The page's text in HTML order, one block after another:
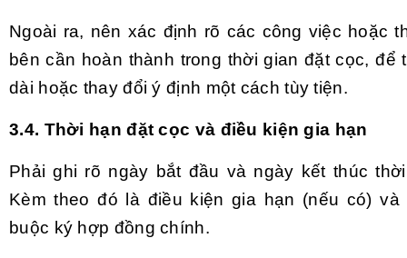
Ngoài ra, nên xác định rõ các công việc hoặc
bên cần hoàn thành trong thời gian đặt cọc, để
dài hoặc thay đổi ý định một cách tùy tiện.
3.4. Thời hạn đặt cọc và điều kiện gia hạn
Phải ghi rõ ngày bắt đầu và ngày kết thúc
Kèm theo đó là điều kiện gia hạn (nếu có) và
buộc ký hợp đồng chính.